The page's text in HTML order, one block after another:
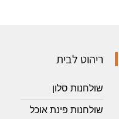
ריהוט לבית
שולחנות סלון
שולחנות פינת אוכל